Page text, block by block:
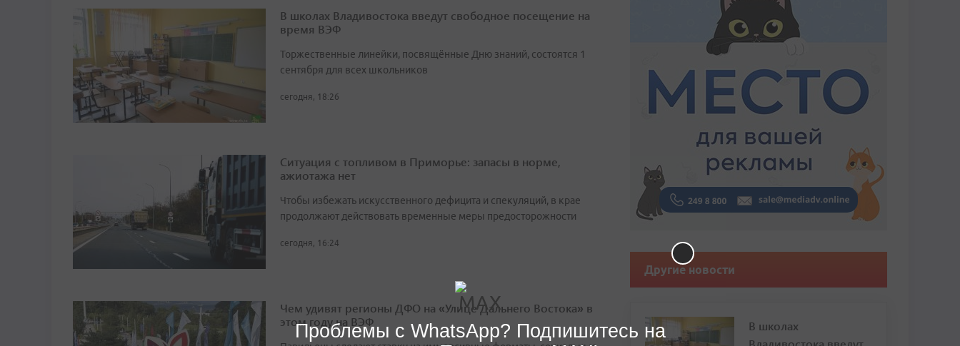
В школах Владивостока введут свободное посещение на
время ВЭФ
Торжественные линейки, посвящённые Дню знаний, состоятся 1
сентября для всех школьников
сегодня, 18:26
Ситуация с топливом в Приморье: запасы в норме,
ажиотажа нет
Чтобы избежать искусственного дефицита и спекуляций, в крае
продолжают действовать временные меры предосторожности
сегодня, 16:24
Чем удивят регионы ДФО на «Улице Дальнего Востока» в
этом году на ВЭФ
Другие новости
В школах
Проблемы с WhatsApp? Подпишитесь на